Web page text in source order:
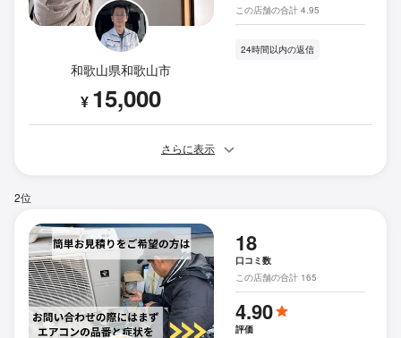
和歌山県和歌山市
¥ 15,000
この店舗の合計 4.95
24時間以内の返信
さらに表示
2位
18
口コミ数
この店舗の合計 165
4.90
評価